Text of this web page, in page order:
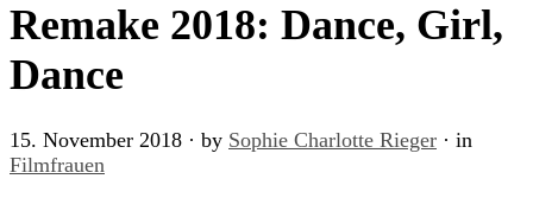
Remake 2018: Dance, Girl,
Dance
15. November 2018 · by Sophie Charlotte Rieger · in
Filmfrauen